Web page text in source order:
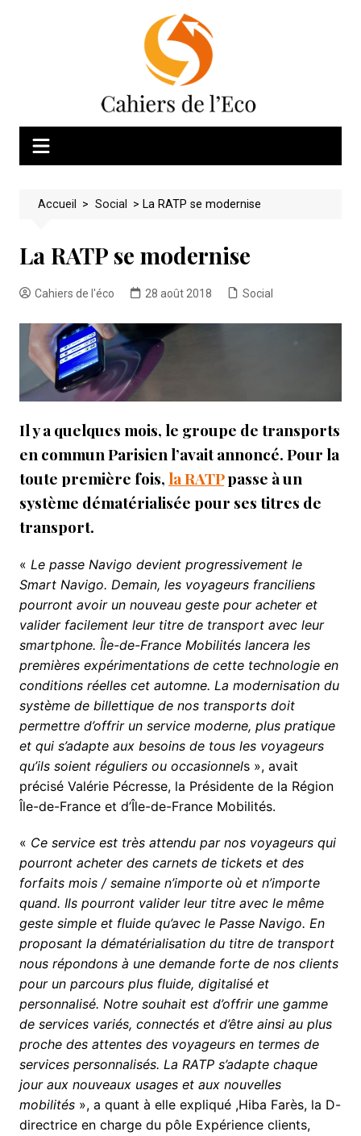
Accueil > Social > La RATP se modernise
La RATP se modernise
Cahiers de l'éco 28 août 2018 Social
Il y a quelques mois, le groupe de transports
en commun Parisien l’avait annoncé. Pour la
toute première fois, la RATPpasse à un
système dématérialisée pour ses titres de
transport.
« Le passe Navigo devient progressivement le
Smart Navigo. Demain, les voyageurs franciliens
pourront avoir un nouveau geste pour acheter et
valider facilement leur titre de transport avec leur
smartphone. Île-de-France Mobilités lancera les
premières expérimentations de cette technologie en
conditions réelles cet automne. La modernisation du
système de billettique de nos transports doit
permettre d’offrir un service moderne, plus pratique
et qui s’adapte aux besoins de tous les voyageurs
qu’ils soient réguliers ou occasionnels », avait
précisé Valérie Pécresse, la Présidente de la Région
Île-de-France et d’Île-de-France Mobilités.
« Ce service est très attendu par nos voyageurs qui
pourront acheter des carnets de tickets et des
forfaits mois / semaine n’importe où et n’importe
quand. Ils pourront valider leur titre avec le même
geste simple et fluide qu’avec le Passe Navigo. En
proposant la dématérialisation du titre de transport
nous répondons à une demande forte de nos clients
pour un parcours plus fluide, digitalisé et
personnalisé. Notre souhait est d’offrir une gamme
de services variés, connectés et d’être ainsi au plus
proche des attentes des voyageurs en termes de
services personnalisés. La RATP s’adapte chaque
jour aux nouveaux usages et aux nouvelles
mobilités», a quant à elle expliqué ,Hiba Farès, la D-
directrice en charge du pôle Expérience clients,